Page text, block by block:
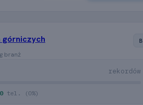
górniczych B
branż
rekordów
0 tel. (0%)